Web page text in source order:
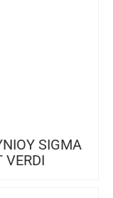
SIGMA